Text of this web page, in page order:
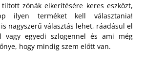
tiltott zónák elkerítésére keres eszközt,
ilyen terméket kell választania!
nagyszerű választás lehet, ráadásul el
vagy egyedi szlogennel és ami még
hogy mindig szem előtt van.